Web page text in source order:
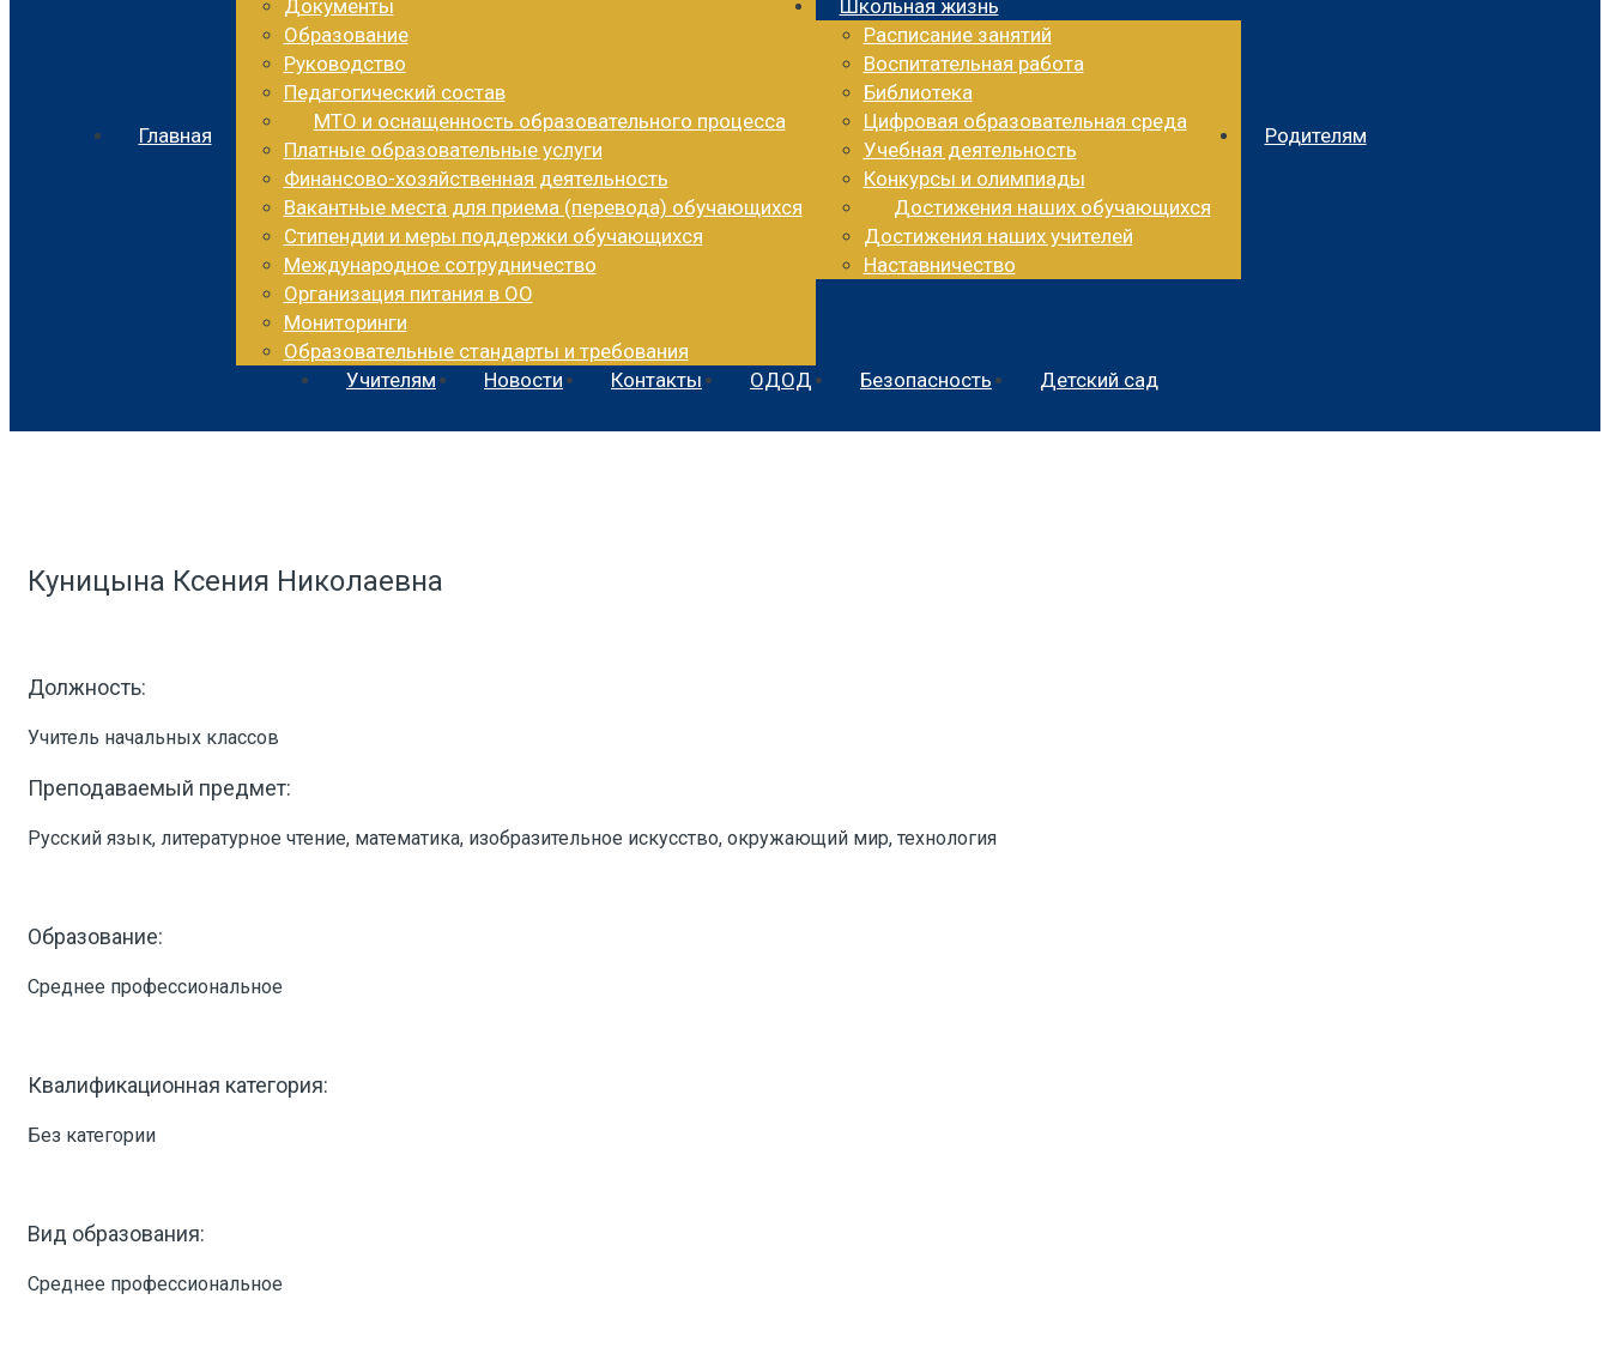
Главная
Документы
Образование
Руководство
Педагогический состав
МТО и оснащенность образовательного процесса
Платные образовательные услуги
Финансово-хозяйственная деятельность
Вакантные места для приема (перевода) обучающихся
Стипендии и меры поддержки обучающихся
Международное сотрудничество
Организация питания в ОО
Мониторинги
Образовательные стандарты и требования
Школьная жизнь
Расписание занятий
Воспитательная работа
Библиотека
Цифровая образовательная среда
Учебная деятельность
Конкурсы и олимпиады
Достижения наших обучающихся
Достижения наших учителей
Наставничество
Родителям
Учителям Новости Контакты ОДОД Безопасность Детский сад
Куницына Ксения Николаевна
Должность:
Учитель начальных классов
Преподаваемый предмет:
Русский язык, литературное чтение, математика, изобразительное искусство, окружающий мир, технология
Образование:
Среднее профессиональное
Квалификационная категория:
Без категории
Вид образования:
Среднее профессиональное